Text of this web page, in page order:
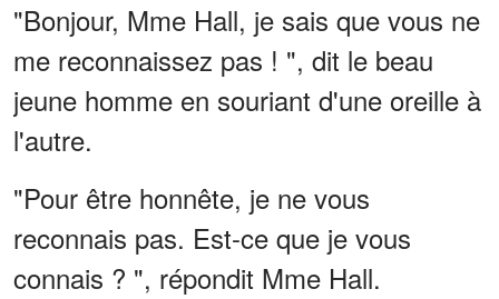
"Bonjour, Mme Hall, je sais que vous ne
me reconnaissez pas ! ", dit le beau
jeune homme en souriant d'une oreille à
l'autre.
"Pour être honnête, je ne vous
reconnais pas. Est-ce que je vous
connais ? ", répondit Mme Hall.